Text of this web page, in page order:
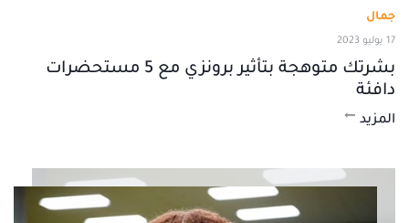
جمال
17 يوليو 2023
بشرتك متوهجة بتأثير برونزي مع 5 مستحضرات
دافئة
المزيد